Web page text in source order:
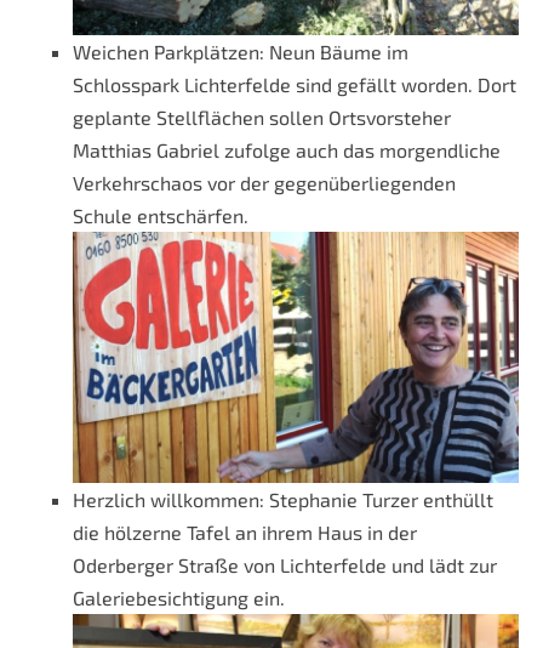
Weichen Parkplätzen: Neun Bäume im
Schlosspark Lichterfelde sind gefällt worden. Dort
geplante Stellflächen sollen Ortsvorsteher
Matthias Gabriel zufolge auch das morgendliche
Verkehrschaos vor der gegenüberliegenden
Schule entschärfen.
Herzlich willkommen: Stephanie Turzer enthüllt
die hölzerne Tafel an ihrem Haus in der
Oderberger Straße von Lichterfelde und lädt zur
Galeriebesichtigung ein.